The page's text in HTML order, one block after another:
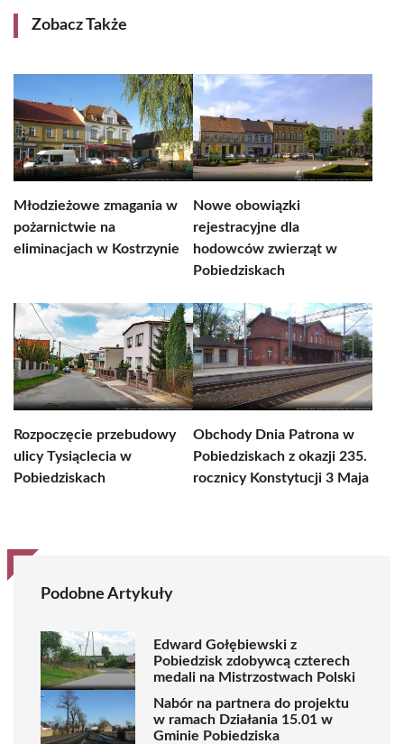
Zobacz Także
Młodzieżowe zmagania w
pożarnictwie na
eliminacjach w Kostrzynie
Nowe obowiązki
rejestracyjne dla
hodowców zwierząt w
Pobiedziskach
Rozpoczęcie przebudowy
ulicy Tysiąclecia w
Pobiedziskach
Obchody Dnia Patrona w
Pobiedziskach z okazji 235.
rocznicy Konstytucji 3 Maja
Podobne Artykuły
Edward Gołębiewski z
Pobiedzisk zdobywcą czterech
medali na Mistrzostwach Polski
Nabór na partnera do projektu
w ramach Działania 15.01 w
Gminie Pobiedziska